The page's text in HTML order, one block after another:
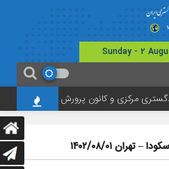
و کانون پرورش فکری استان
۱۴۰۲/۰۸/۰۱